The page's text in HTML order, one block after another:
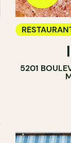
BAR À VIN
5201